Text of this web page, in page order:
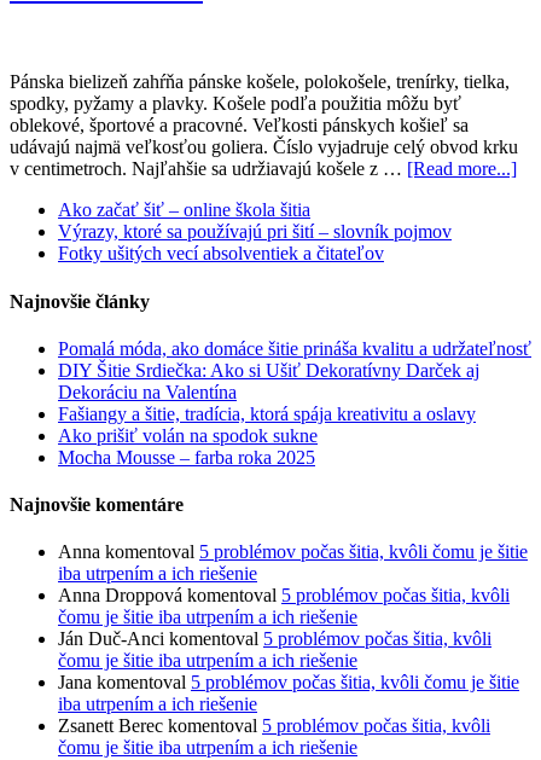
Pánska bielizeň zahŕňa pánske košele, polokošele, trenírky, tielka,
spodky, pyžamy a plavky. Košele podľa použitia môžu byť
oblekové, športové a pracovné. Veľkosti pánskych košieľ sa
udávajú najmä veľkosťou goliera. Číslo vyjadruje celý obvod krku
v centimetroch. Najľahšie sa udržiavajú košele z … [Read more...]
Ako začať šiť – online škola šitia
Výrazy, ktoré sa používajú pri šití – slovník pojmov
Fotky ušitých vecí absolventiek a čitateľov
Najnovšie články
Pomalá móda, ako domáce šitie prináša kvalitu a udržateľnosť
DIY Šitie Srdiečka: Ako si Ušiť Dekoratívny Darček aj
Dekoráciu na Valentína
Fašiangy a šitie, tradícia, ktorá spája kreativitu a oslavy
Ako prišiť volán na spodok sukne
Mocha Mousse – farba roka 2025
Najnovšie komentáre
Anna komentoval 5 problémov počas šitia, kvôli čomu je šitie
iba utrpením a ich riešenie
Anna Droppová komentoval 5 problémov počas šitia, kvôli
čomu je šitie iba utrpením a ich riešenie
Ján Duč-Anci komentoval 5 problémov počas šitia, kvôli
čomu je šitie iba utrpením a ich riešenie
Jana komentoval 5 problémov počas šitia, kvôli čomu je šitie
iba utrpením a ich riešenie
Zsanett Berec komentoval 5 problémov počas šitia, kvôli
čomu je šitie iba utrpením a ich riešenie